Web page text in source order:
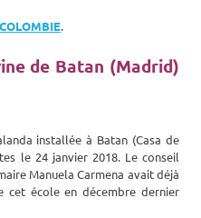
COLOMBIE.
de Batan (Madrid)
installée à Batan (Casa de
le 24 janvier 2018. Le conseil
Manuela Carmena avait déjà
cet école en décembre dernier